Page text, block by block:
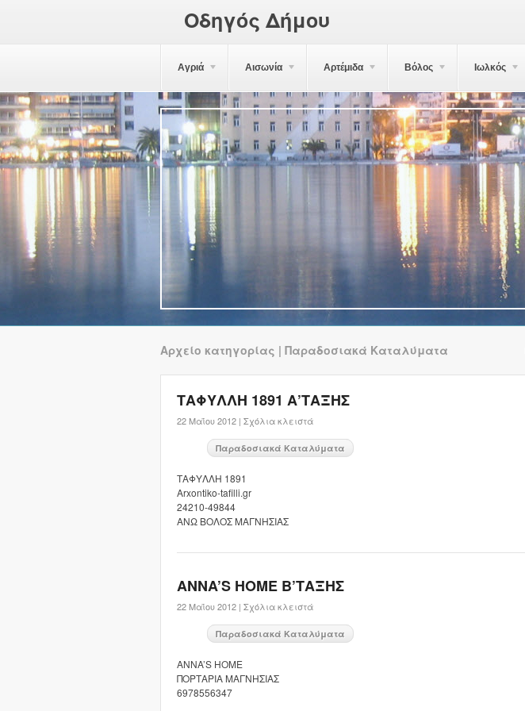
Οδηγός Δήμου
Αγριά Αισωνία Αρτέμιδα Βόλος Ιωλκός
Αρχείο κατηγορίας | Παραδοσιακά Καταλύματα
ΤΑΦΥΛΛΗ 1891 Α’ΤΑΞΗΣ
22 Μαΐου 2012 | Σχόλια κλειστά
Παραδοσιακά Καταλύματα
ΤΑΦΥΛΛΗ 1891
Arxontiko-tafilli.gr
24210-49844
ΑΝΩ ΒΟΛΟΣ ΜΑΓΝΗΣΙΑΣ
ANNA’S HOME B’ΤΑΞΗΣ
22 Μαΐου 2012 | Σχόλια κλειστά
Παραδοσιακά Καταλύματα
ANNA’S HOME
ΠΟΡΤΑΡΙΑ ΜΑΓΝΗΣΙΑΣ
6978556347